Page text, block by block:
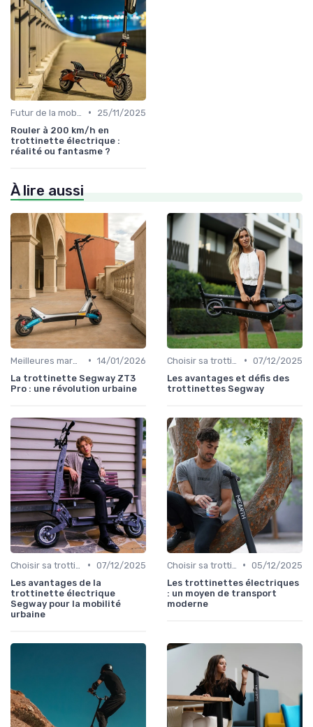
•
25/11/2025
Rouler à 200 km/h en
trottinette électrique :
réalité ou fantasme ?
À lire aussi
• 14/01/2026
La trottinette Segway ZT3
Pro : une révolution urbaine
• 07/12/2025
Les avantages et défis des
trottinettes Segway
• 07/12/2025
Les avantages de la
trottinette électrique
Segway pour la mobilité
urbaine
• 05/12/2025
Les trottinettes électriques
: un moyen de transport
moderne